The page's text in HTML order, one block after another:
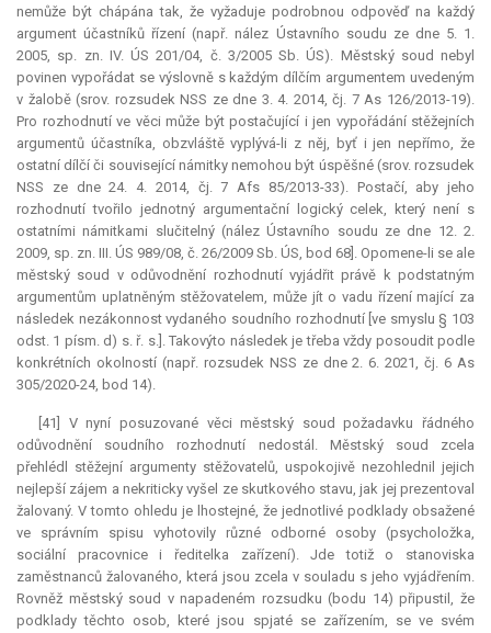
nemůže být chápána tak, že vyžaduje podrobnou odpověď na každý
argument účastníků řízení (např. nález Ústavního soudu ze dne 5. 1.
2005, sp. zn. IV. ÚS 201/04, č. 3/2005 Sb. ÚS). Městský soud nebyl
povinen vypořádat se výslovně s každým dílčím argumentem uvedeným
v žalobě (srov. rozsudek NSS ze dne 3. 4. 2014, čj. 7 As 126/2013-19).
Pro rozhodnutí ve věci může být postačující i jen vypořádání stěžejních
argumentů účastníka, obzvláště vyplývá-li z něj, byť i jen nepřímo, že
ostatní dílčí či související námitky nemohou být úspěšné (srov. rozsudek
NSS ze dne 24. 4. 2014, čj. 7 Afs 85/2013-33). Postačí, aby jeho
rozhodnutí tvořilo jednotný argumentační logický celek, který není s
ostatními námitkami slučitelný (nález Ústavního soudu ze dne 12. 2.
2009, sp. zn. III. ÚS 989/08, č. 26/2009 Sb. ÚS, bod 68]. Opomene-li se ale
městský soud v odůvodnění rozhodnutí vyjádřit právě k podstatným
argumentům uplatněným stěžovatelem, může jít o vadu řízení mající za
následek nezákonnost vydaného soudního rozhodnutí [ve smyslu § 103
odst. 1 písm. d) s. ř. s.]. Takovýto následek je třeba vždy posoudit podle
konkrétních okolností (např. rozsudek NSS ze dne 2. 6. 2021, čj. 6 As
305/2020-24, bod 14).
[41] V nyní posuzované věci městský soud požadavku řádného
odůvodnění soudního rozhodnutí nedostál. Městský soud zcela
přehlédl stěžejní argumenty stěžovatelů, uspokojivě nezohlednil jejich
nejlepší zájem a nekriticky vyšel ze skutkového stavu, jak jej prezentoval
žalovaný. V tomto ohledu je lhostejné, že jednotlivé podklady obsažené
ve správním spisu vyhotovily různé odborné osoby (psycholožka,
sociální pracovnice i ředitelka zařízení). Jde totiž o stanoviska
zaměstnanců žalovaného, která jsou zcela v souladu s jeho vyjádřením.
Rovněž městský soud v napadeném rozsudku (bodu 14) připustil, že
podklady těchto osob, které jsou spjaté se zařízením, se ve svém